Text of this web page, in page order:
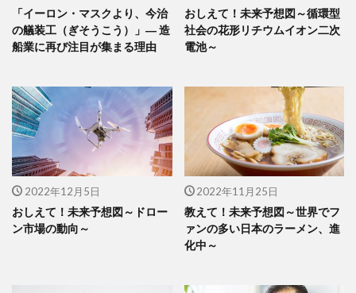
「イーロン・マスクより、今治
の艤装工（ぎそうこう）」― 造
船業に再び注目が集まる理由
おしえて！未来予想図～循環型
社会の花形リチウムイオン二次
電池～
2022年12月5日
おしえて！未来予想図～ドロー
ン市場の動向～
2022年11月25日
教えて！未来予想図～世界でフ
ァンの多い日本のラーメン、進
化中～